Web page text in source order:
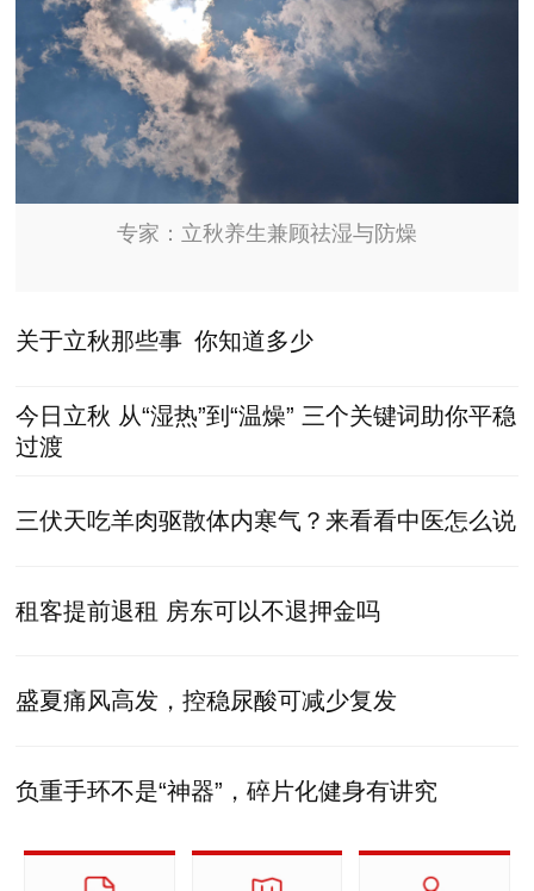
专家：立秋养生兼顾祛湿与防燥
关于立秋那些事 你知道多少
今日立秋 从“湿热”到“温燥” 三个关键词助你平稳
过渡
三伏天吃羊肉驱散体内寒气？来看看中医怎么说
租客提前退租 房东可以不退押金吗
盛夏痛风高发，控稳尿酸可减少复发
负重手环不是“神器”，碎片化健身有讲究